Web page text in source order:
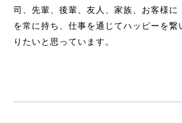
司、先輩、後輩、友人、家族、お客様に
を常に持ち、仕事を通じてハッピーを繋
りたいと思っています。